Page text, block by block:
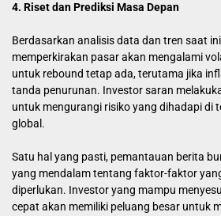
4. Riset dan Prediksi Masa Depan
Berdasarkan analisis data dan tren saat
memperkirakan pasar akan mengalami
untuk rebound tetap ada, terutama jika
tanda penurunan. Investor saran
untuk mengurangi risiko yang dihadapi di
global.
Satu hal yang pasti, pemantauan berita
yang mendalam tentang faktor-faktor
diperlukan. Investor yang mampu
cepat akan memiliki peluang besar untuk